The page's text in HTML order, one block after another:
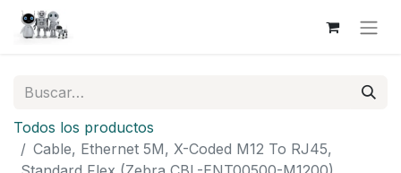
Todos los productos
Cable, Ethernet 5M, X-Coded M12 To RJ45,